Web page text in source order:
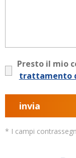
Presto il mio
trattamento
invia
* I campi